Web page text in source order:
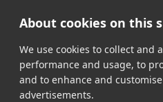
About cookies on this
We use cookies to collect and
performance and usage, to
and to enhance and
advertisements.